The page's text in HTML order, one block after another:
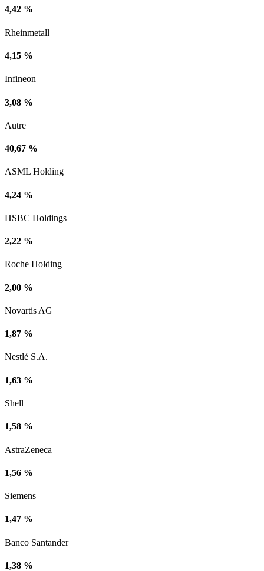
4,42 %
Rheinmetall
4,15 %
Infineon
3,08 %
Autre
40,67 %
ASML Holding
4,24 %
HSBC Holdings
2,22 %
Roche Holding
2,00 %
Novartis AG
1,87 %
Nestlé S.A.
1,63 %
Shell
1,58 %
AstraZeneca
1,56 %
Siemens
1,47 %
Banco Santander
1,38 %